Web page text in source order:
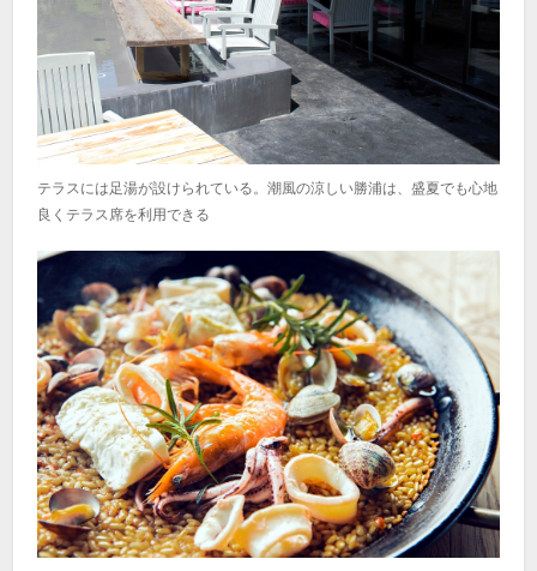
テラスには足湯が設けられている。潮風の涼しい勝浦は、盛夏でも心地
良くテラス席を利用できる